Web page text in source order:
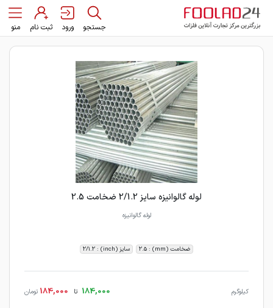
جستجو ورود ثبت نام منو
لوله گالوانیزه سایز 2/1.2 ضخامت 2.5
لوله گالوانیزه
ضخامت (mm) : 2.5 سایز (inch) : 2/1.2
کیلوگرم 184,000 تا 184,000 تومان